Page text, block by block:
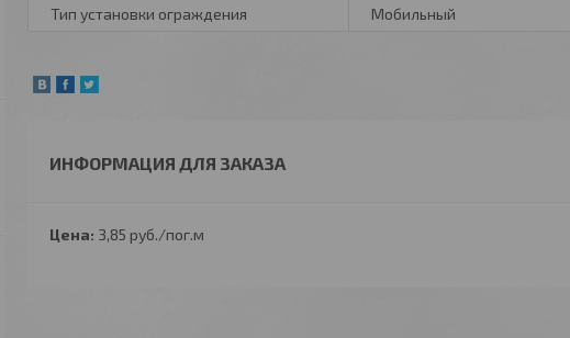
Тип установки ограждения
Мобильный
ИНФОРМАЦИЯ ДЛЯ ЗАКАЗА
Цена: 3,85 руб./пог.м